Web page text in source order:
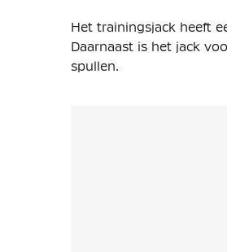
Het trainingsjack heeft
Daarnaast is het jack
spullen.